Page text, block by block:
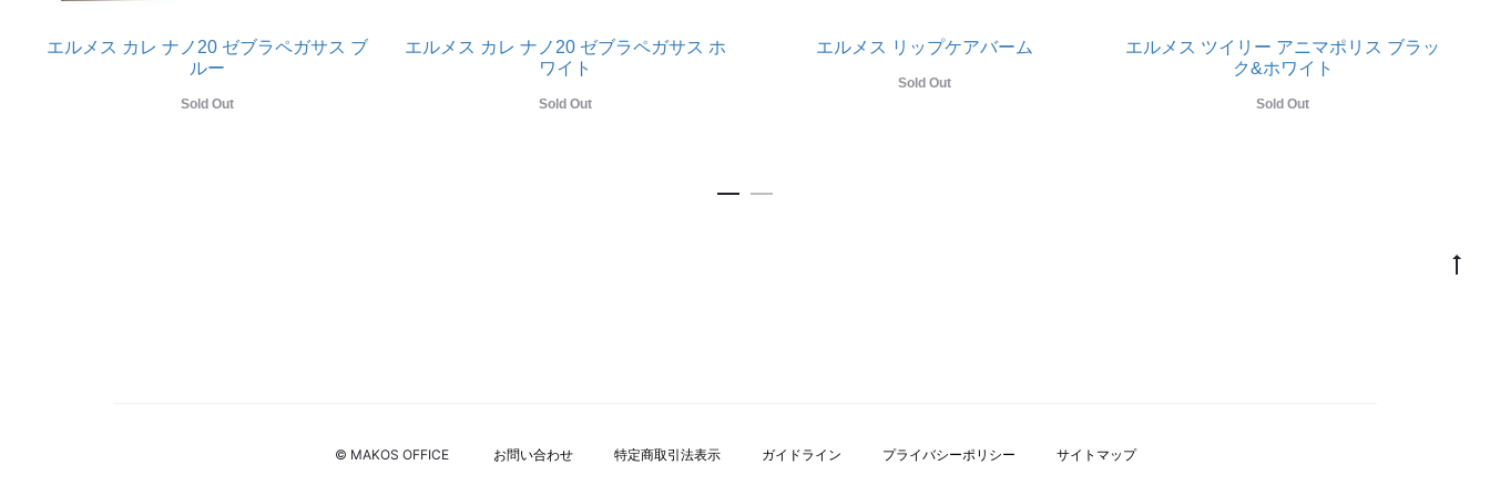
エルメス カレ ナノ20 ゼブラペガサス ブ
ルー
Sold Out
エルメス カレ ナノ20 ゼブラペガサス ホ
ワイト
Sold Out
エルメス リップケアバーム
Sold Out
エルメス ツイリー アニマポリス ブラッ
ク&ホワイト
Sold Out
© MAKOS OFFICE お問い合わせ 特定商取引法表示 ガイドライン プライバシーポリシー サイトマップ